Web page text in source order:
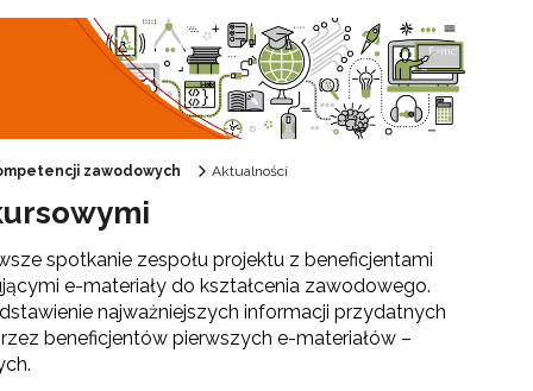
zawodowych Aktualności
spotkanie zespołu projektu z beneficjentami
e-materiały do kształcenia zawodowego.
najważniejszych informacji przydatnych
beneficjentów pierwszych e-materiałów –